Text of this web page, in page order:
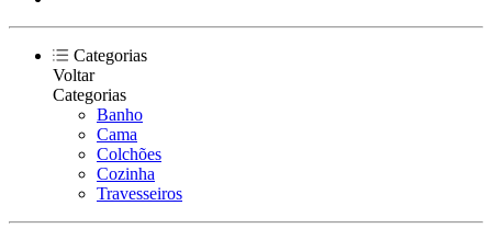
Categorias
Voltar
Categorias
Banho
Cama
Colchões
Cozinha
Travesseiros